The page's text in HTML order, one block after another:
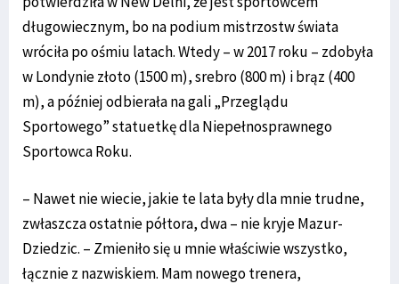
długowiecznym, bo na podium mistrzostw świata
wróciła po ośmiu latach. Wtedy – w 2017 roku – zdobyła
w Londynie złoto (1500 m), srebro (800 m) i brąz (400
m), a później odbierała na gali „Przeglądu
Sportowego” statuetkę dla Niepełnosprawnego
Sportowca Roku.
– Nawet nie wiecie, jakie te lata były dla mnie trudne,
zwłaszcza ostatnie półtora, dwa – nie kryje Mazur-
Dziedzic. – Zmieniło się u mnie właściwie wszystko,
łącznie z nazwiskiem. Mam nowego trenera,